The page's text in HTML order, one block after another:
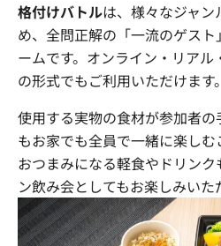
格付けバトルは、様々なジャ
め、全問正解の「一流のゲス
ームです。 オンライン・リアル
の形式でもご利用いただけます。
使用する実物の食材が参加者の
もお家でも全員で一緒に楽しむ
おつまみになる軽食やドリン
ン飲み会としてもお楽しみいた